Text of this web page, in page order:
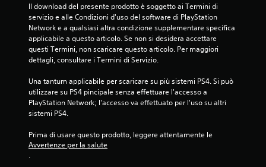
Il download del presente prodotto è soggetto ai Termini di
servizio e alle Condizioni d'uso del software di PlayStation
Network e a qualsiasi altra condizione supplementare specifica
applicabile a questo articolo. Se non si desidera accettare
questi Termini, non scaricare questo articolo. Per maggiori
dettagli, consultare i Termini di Servizio.
Una tantum applicabile per scaricare su più sistemi PS4. Si può
utilizzare su PS4 pincipale senza effettuare l'accesso a
PlayStation Network; l'accesso va effettuato per l'uso su altri
sistemi PS4.
Prima di usare questo prodotto, leggere attentamente le
Avvertenze per la salute
.